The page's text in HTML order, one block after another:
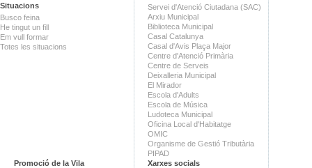
Situacions
Busco feina
He tingut un fill
Em vull formar
Totes les situacions
Servei d'Atenció Ciutadana (SAC)
Arxiu Municipal
Biblioteca Municipal
Casal Catalunya
Casal d'Avis Plaça Major
Centre d'Atenció Primària
Centre de Serveis
Deixalleria Municipal
El Mirador
Escola d'Adults
Escola de Música
Ludoteca Municipal
Oficina Local d'Habitatge
OMIC
Organisme de Gestió Tributària
PIPAD
Promoció de la Vila
Xarxes socials